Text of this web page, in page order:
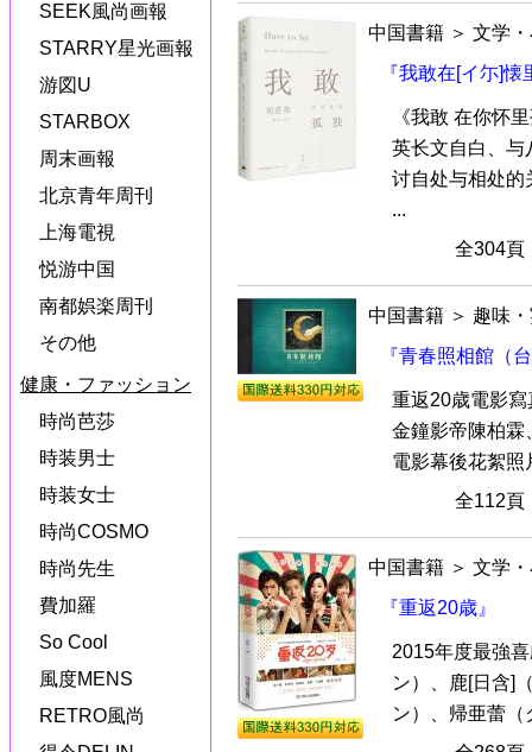
SEEK風尚画報
STARRY星光画報
游図U
STARBOX
周末画報
北京青年周刊
上海電視
悦游中国
南都娯楽周刊
その他
健康・ファッション
時尚芭莎
時装男士
時装女士
時尚COSMO
時尚先生
費加羅
So Cool
風度MENS
RETRO風尚
中国書籍 ＞ 文学
『我敢在[イ尓]懐
《我敢 在你怀
英长文自白、与
讨自处与相处的
...
全304
中国書籍 ＞ 趣味
『青春照相館（
重返20歳電影
金鐘影帝陳柏霖
電影幕後花絮照
全112
中国書籍 ＞ 文学
『重返20歳』
2015年度最強
ン）、鹿[日含]
ン）、帰亜蕾（